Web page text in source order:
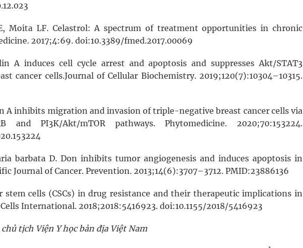
Moita LF. Celastrol: A spectrum of treatment opportunities in chronic
2017;4:69. doi:10.3389/fmed.2017.00069
A induces cell cycle arrest and apoptosis and suppresses Akt/STAT3
cancer cells.Journal of Cellular Biochemistry. 2019;120(7):10304–10315.
A inhibits migration and invasion of triple-negative breast cancer cells via
and PI3K/Akt/mTOR pathways. Phytomedicine. 2020;70:153224.
barbata D. Don inhibits tumor angiogenesis and induces apoptosis in
Journal of Cancer. Prevention. 2013;14(6):3707–3712. PMID:23886136
stem cells (CSCs) in drug resistance and their therapeutic implications in
International. 2018;2018:5416923. doi:10.1155/2018/5416923
tịch Viện Y học bản địa Việt Nam